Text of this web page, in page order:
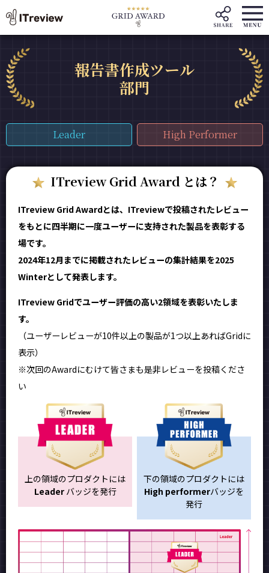
報告書作成ツール
部門
Leader High Performer
ITreview Grid Award とは？
ITreview Grid Awardとは、ITreviewで投稿されたレビュー
をもとに四半期に一度ユーザーに支持された製品を表彰する
場です。
2024年12月までに掲載されたレビューの集計結果を2025
Winterとして発表します。
ITreview Gridでユーザー評価の高い2領域を表彰いたしま
す。
（ユーザーレビューが10件以上の製品が1つ以上あればGridに
表示）
※次回のAwardにむけて皆さまも是非レビューを投稿くださ
い
上の領域のプロダクトには
Leaderバッジを発行
下の領域のプロダクトには
High performerバッジを
発行